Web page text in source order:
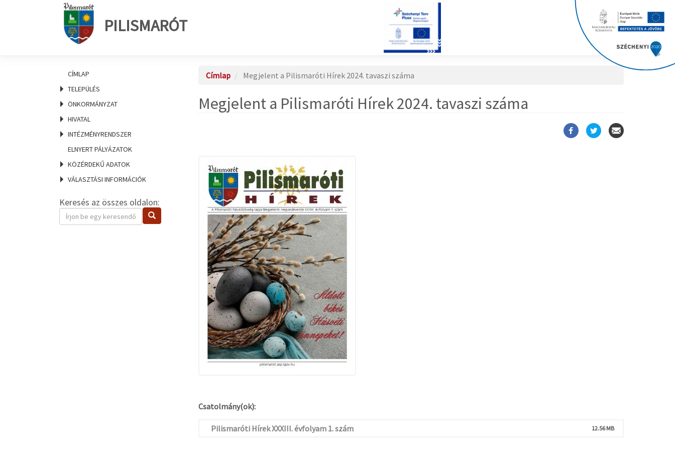
PILISMARÓT
CÍMLAP
TELEPÜLÉS
ÖNKORMÁNYZAT
HIVATAL
INTÉZMÉNYRENDSZER
ELNYERT PÁLYÁZATOK
KÖZÉRDEKŰ ADATOK
VÁLASZTÁSI INFORMÁCIÓK
Keresés az összes oldalon:
Keresendő
kifejezés
Keresés
Címlap Megjelent a Pilismaróti Hírek 2024. tavaszi száma
Megjelent a Pilismaróti Hírek 2024. tavaszi száma
Csatolmány(ok):
Pilismaróti Hírek XXXIII. évfolyam 1. szám 12.56 MB